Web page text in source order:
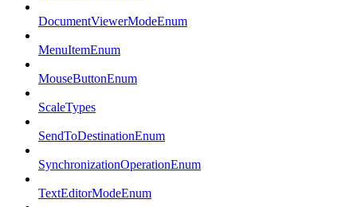
DocumentViewerModeEnum
MenuItemEnum
MouseButtonEnum
ScaleTypes
SendToDestinationEnum
SynchronizationOperationEnum
TextEditorModeEnum